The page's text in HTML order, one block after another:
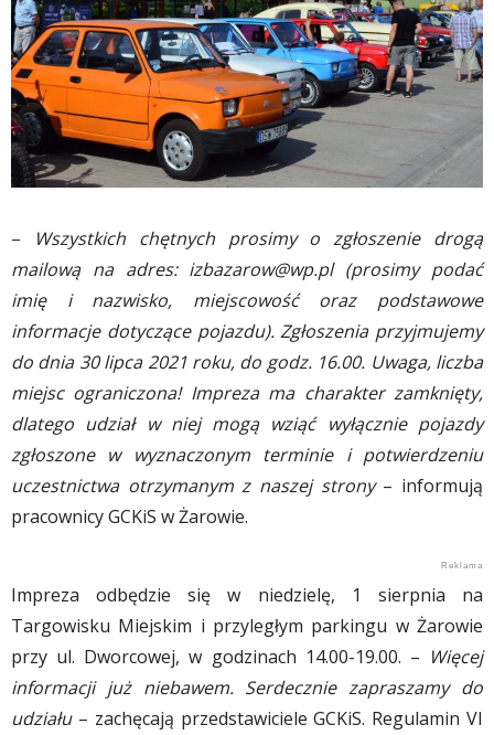
–
Wszystkich chętnych prosimy o zgłoszenie drogą
mailową na adres: izbazarow@wp.pl(prosimy podać
imię i nazwisko, miejscowość oraz podstawowe
informacje dotyczące pojazdu). Zgłoszenia przyjmujemy
do dnia 30 lipca 2021 roku, do godz. 16.00. Uwaga, liczba
miejsc ograniczona! Impreza ma charakter zamknięty,
dlatego udział w niej mogą wziąć wyłącznie pojazdy
zgłoszone w wyznaczonym terminie i potwierdzeniu
uczestnictwa otrzymanym z naszej strony– informują
pracownicy GCKiS w Żarowie.
Impreza odbędzie się w niedzielę, 1 sierpnia na
Targowisku Miejskim i przyległym parkingu w Żarowie
przy ul. Dworcowej, w godzinach 14.00-19.00. – Więcej
informacji już niebawem. Serdecznie zapraszamy do
udziału– zachęcają przedstawiciele GCKiS. Regulamin VI